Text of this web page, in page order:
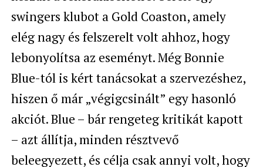
swingers klubot a Gold Coaston, amely
elég nagy és felszerelt volt ahhoz, hogy
lebonyolítsa az eseményt. Még Bonnie
Blue-tól is kért tanácsokat a szervezéshez,
hiszen ő már „végigcsinált” egy hasonló
akciót. Blue – bár rengeteg kritikát kapott
– azt állítja, minden résztvevő
beleegyezett, és célja csak annyi volt, hogy